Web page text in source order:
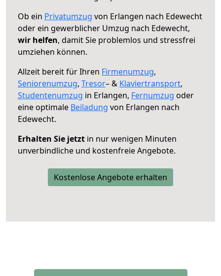
Ob ein Privatumzug von Erlangen nach Edewecht
oder ein gewerblicher Umzug nach Edewecht,
wir helfen, damit Sie problemlos und stressfrei
umziehen können.
Allzeit bereit für Ihren Firmenumzug,
Seniorenumzug, Tresor– & Klaviertransport,
Studentenumzug in Erlangen, Fernumzug oder
eine optimale Beiladung von Erlangen nach
Edewecht.
Erhalten Sie jetzt in nur wenigen Minuten
unverbindliche und kostenfreie Angebote.
Kostenlose Angebote erhalten